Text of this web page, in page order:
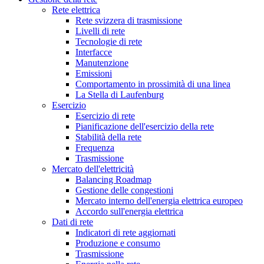
Rete elettrica
Rete svizzera di trasmissione
Livelli di rete
Tecnologie di rete
Interfacce
Manutenzione
Emissioni
Comportamento in prossimità di una linea
La Stella di Laufenburg
Esercizio
Esercizio di rete
Pianificazione dell'esercizio della rete
Stabilità della rete
Frequenza
Trasmissione
Mercato dell'elettricità
Balancing Roadmap
Gestione delle congestioni
Mercato interno dell'energia elettrica europeo
Accordo sull'energia elettrica
Dati di rete
Indicatori di rete aggiornati
Produzione e consumo
Trasmissione